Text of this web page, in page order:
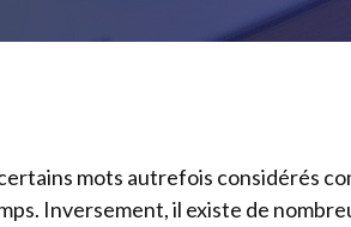
mots autrefois considérés
Inversement, il existe de